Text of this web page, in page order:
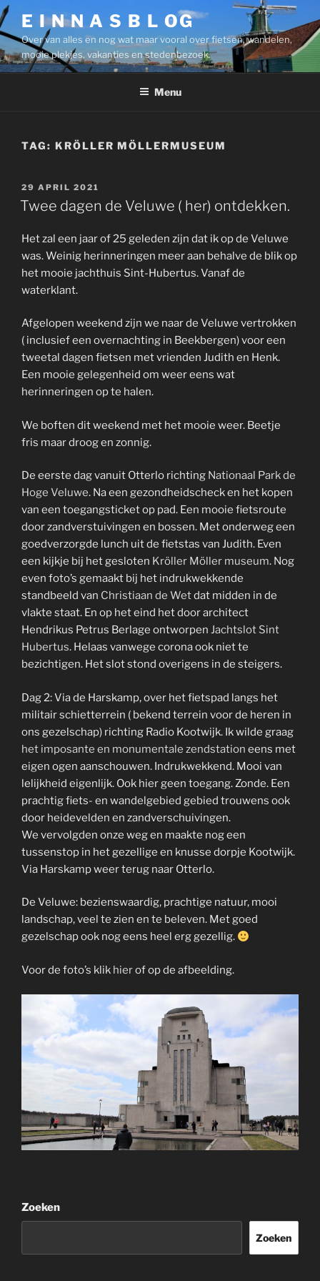
Ga
naar
de
inhoud
E I N N A S B L OG
Over van alles en nog wat maar vooral over fietsen, wandelen,
mooie plekjes, vakanties en stedenbezoek.
Menu
TAG: KRÖLLER MÖLLERMUSEUM
GEPLAATST
OP
29 APRIL 2021
Twee dagen de Veluwe ( her) ontdekken.
Het zal een jaar of 25 geleden zijn dat ik op de Veluwe
was. Weinig herinneringen meer aan behalve de blik op
het mooie jachthuis Sint-Hubertus. Vanaf de
waterklant.
Afgelopen weekend zijn we naar de Veluwe vertrokken
( inclusief een overnachting in Beekbergen) voor een
tweetal dagen fietsen met vrienden Judith en Henk.
Een mooie gelegenheid om weer eens wat
herinneringen op te halen.
We boften dit weekend met het mooie weer. Beetje
fris maar droog en zonnig.
De eerste dag vanuit Otterlo richting Nationaal Park de
Hoge Veluwe. Na een gezondheidscheck en het kopen
van een toegangsticket op pad. Een mooie fietsroute
door zandverstuivingen en bossen. Met onderweg een
goedverzorgde lunch uit de fietstas van Judith. Even
een kijkje bij het gesloten Kröller Möller museum. Nog
even foto’s gemaakt bij het indrukwekkende
standbeeld van Christiaan de Wetdat midden in de
vlakte staat. En op het eind het door architect
Hendrikus Petrus Berlage ontworpen Jachtslot Sint
Hubertus. Helaas vanwege corona ook niet te
bezichtigen. Het slot stond overigens in de steigers.
Dag 2: Via de Harskamp, over het fietspad langs het
militair schietterrein ( bekend terrein voor de heren in
ons gezelschap) richting Radio Kootwijk. Ik wilde graag
het imposante en monumentale zendstation eens met
eigen ogen aanschouwen. Indrukwekkend. Mooi van
lelijkheid eigenlijk. Ook hier geen toegang. Zonde. Een
prachtig fiets- en wandelgebied gebied trouwens ook
door heidevelden en zandverschuivingen.
We vervolgden onze weg en maakte nog een
tussenstop in het gezellige en knusse dorpje Kootwijk.
Via Harskamp weer terug naar Otterlo.
De Veluwe: bezienswaardig, prachtige natuur, mooi
landschap, veel te zien en te beleven. Met goed
gezelschap ook nog eens heel erg gezellig.
Voor de foto’s klik hierof op de afbeelding.
Zoeken
Zoeken